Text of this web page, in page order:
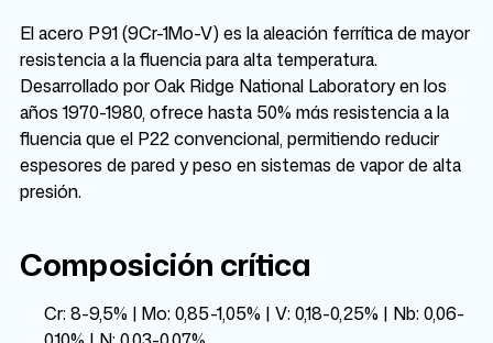
El acero P91 (9Cr-1Mo-V) es la aleación ferrítica de mayor
resistencia a la fluencia para alta temperatura.
Desarrollado por Oak Ridge National Laboratory en los
años 1970-1980, ofrece hasta 50% más resistencia a la
fluencia que el P22 convencional, permitiendo reducir
espesores de pared y peso en sistemas de vapor de alta
presión.
Composición crítica
Cr: 8-9,5% | Mo: 0,85-1,05% | V: 0,18-0,25% | Nb: 0,06-